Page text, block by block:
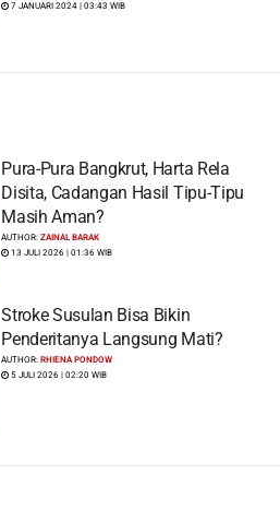
7 JANUARI 2024 | 03:43 WIB
Pura-Pura Bangkrut, Harta Rela
Disita, Cadangan Hasil Tipu-Tipu
Masih Aman?
AUTHOR:ZAINAL BARAK
13 JULI 2026 | 01:36 WIB
Stroke Susulan Bisa Bikin
Penderitanya Langsung Mati?
AUTHOR:RHIENA PONDOW
5 JULI 2026 | 02:20 WIB